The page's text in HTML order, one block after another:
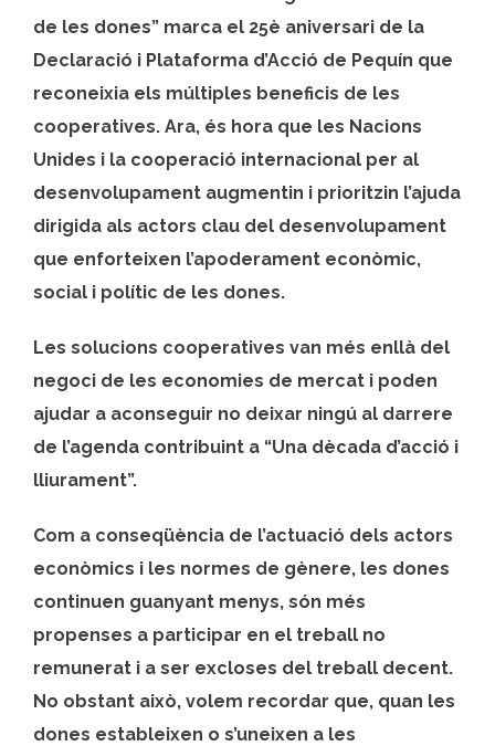
de les dones” marca el 25è aniversari de la
Declaració i Plataforma d’Acció de Pequín que
reconeixia els múltiples beneficis de les
cooperatives. Ara, és hora que les Nacions
Unides i la cooperació internacional per al
desenvolupament augmentin i prioritzin l’ajuda
dirigida als actors clau del desenvolupament
que enforteixen l’apoderament econòmic,
social i polític de les dones.
Les solucions cooperatives van més enllà del
negoci de les economies de mercat i poden
ajudar a aconseguir no deixar ningú al darrere
de l’agenda contribuint a “Una dècada d’acció i
lliurament”.
Com a conseqüència de l’actuació dels actors
econòmics i les normes de gènere, les dones
continuen guanyant menys, són més
propenses a participar en el treball no
remunerat i a ser excloses del treball decent.
No obstant això, volem recordar que, quan les
dones estableixen o s’uneixen a les